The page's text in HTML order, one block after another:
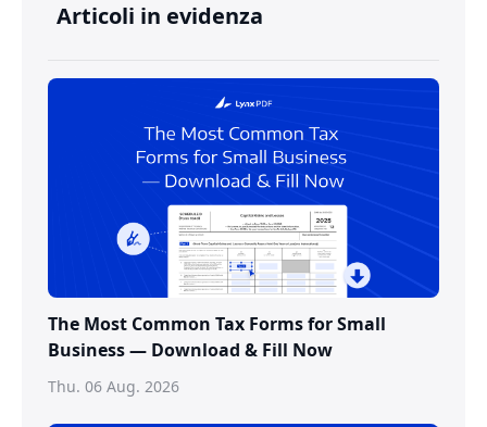
Articoli in evidenza
The Most Common Tax Forms for Small
Business — Download & Fill Now
Thu. 06 Aug. 2026